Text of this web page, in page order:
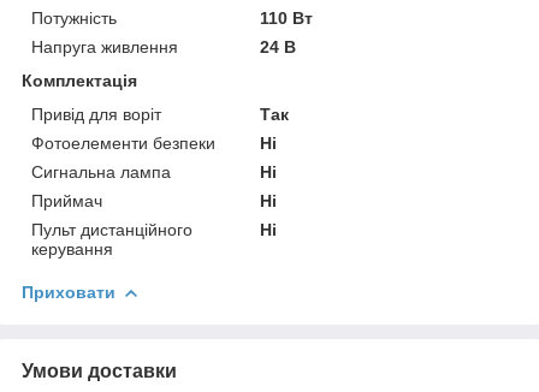
Потужність
110 Вт
Напруга живлення
24 В
Комплектація
Привід для воріт
Так
Фотоелементи безпеки
Ні
Сигнальна лампа
Ні
Приймач
Ні
Пульт дистанційного
керування
Ні
Приховати
Умови доставки